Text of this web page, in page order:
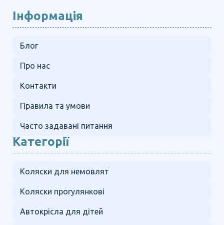
Інформація
Блог
Про нас
Контакти
Правила та умови
Часто задавані питання
Категорії
Коляски для немовлят
Коляски прогулянкові
Автокрісла для дітей